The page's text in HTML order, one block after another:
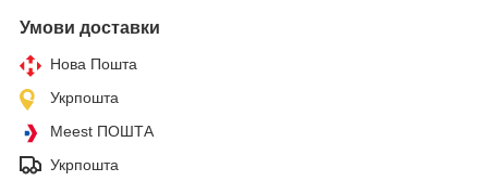
Умови доставки
Нова Пошта
Укрпошта
Meest ПОШТА
Укрпошта